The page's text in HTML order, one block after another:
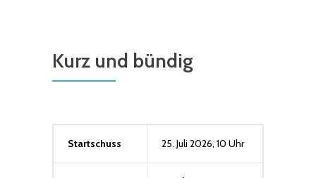
Kurz und bündig
Startschuss 25. Juli 2026, 10 Uhr